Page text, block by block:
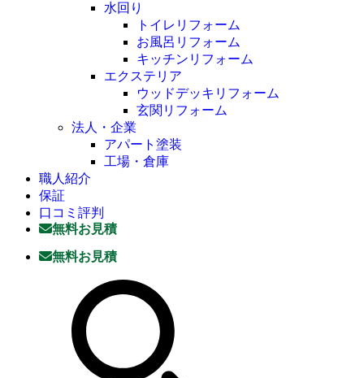
水回り
トイレリフォーム
お風呂リフォーム
キッチンリフォーム
エクステリア
ウッドデッキリフォーム
玄関リフォーム
法人・企業
アパート塗装
工場・倉庫
職人紹介
保証
口コミ評判
無料お見積
無料お見積